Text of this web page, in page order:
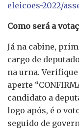
eleicoes-2022/
Como será a
Já na cabine,
cargo de
na urna.
aperte
candidato a
logo após, é o
seguido de